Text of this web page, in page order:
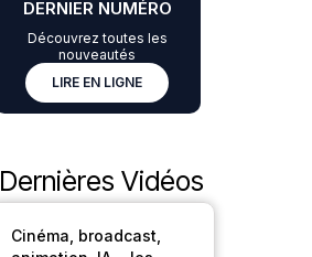
DERNIER NUMÉRO
Découvrez toutes les
nouveautés
LIRE EN LIGNE
Dernières Vidéos
Cinéma, broadcast,